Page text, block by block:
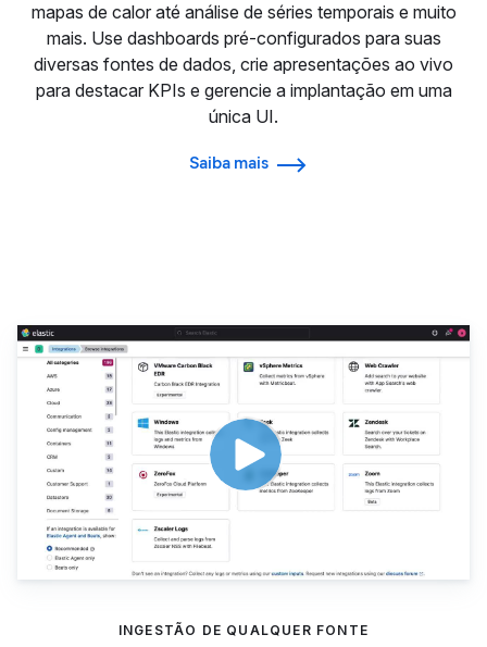
mapas de calor até análise de séries temporais e muito
mais. Use dashboards pré-configurados para suas
diversas fontes de dados, crie apresentações ao vivo
para destacar KPIs e gerencie a implantação em uma
única UI.
Saiba mais
INGESTÃO DE QUALQUER FONTE
Integrações